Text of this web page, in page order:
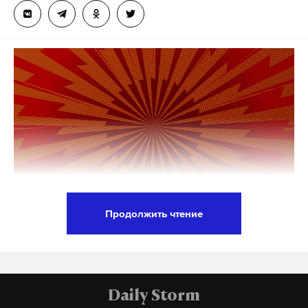
работает там, где тормозит интернет.
А еще мы есть вTelegram,ДзениVK.
Макс Telegram
Дзен VK
импортозамещение #владимир путин
убийстве недоношенного новорожденного.
Процесс идет почти семь лет.
Продолжить чтение
Daily Storm